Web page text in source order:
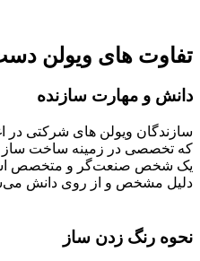
تفاوت های ویولن
دانش و مهارت سازنده
سازندگان ویولن های شرکتی در
که تخصصی در زمینه ساخت ساز
یک شخص صنعت‌گر و متخصص است
دلیل مشخص و از روی دانش
نحوه رنگ زدن ساز